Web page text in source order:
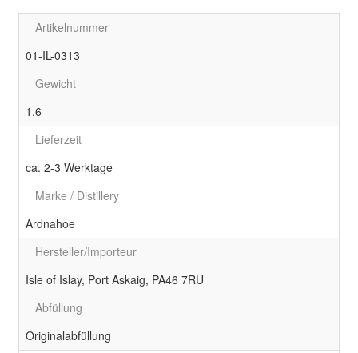
Artikelnummer
01-IL-0313
Gewicht
1.6
Lieferzeit
ca. 2-3 Werktage
Marke / Distillery
Ardnahoe
Hersteller/Importeur
Isle of Islay, Port Askaig, PA46 7RU
Abfüllung
Originalabfüllung